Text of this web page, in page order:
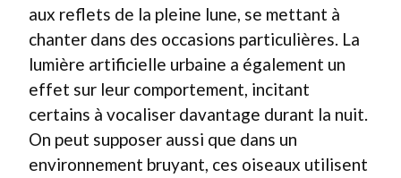
aux reflets de la pleine lune, se mettant à
chanter dans des occasions particulières. La
lumière artificielle urbaine a également un
effet sur leur comportement, incitant
certains à vocaliser davantage durant la nuit.
On peut supposer aussi que dans un
environnement bruyant, ces oiseaux utilisent